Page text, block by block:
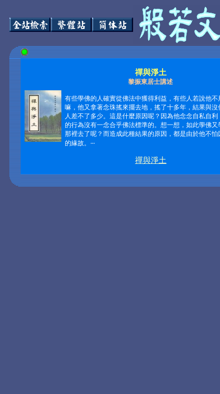
禪與淨土
黎振東居士講述
有些學佛的人確實從佛法中獲得利益，有些人若說他不
嘛，他又拿著念珠搖來擺去地，搖了十多年，結果與沒
人差不了多少。這是什麼原因呢？因為他念念自私自利
的行為沒有一念合乎佛法標準的。想一想，如此學佛又
那裡去了呢？而造成此種結果的原因，都是由於他不怕
的緣故。‧‧‧
禪與淨土